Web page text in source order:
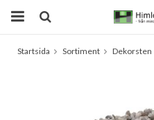
Startsida Sortiment Dekorsten